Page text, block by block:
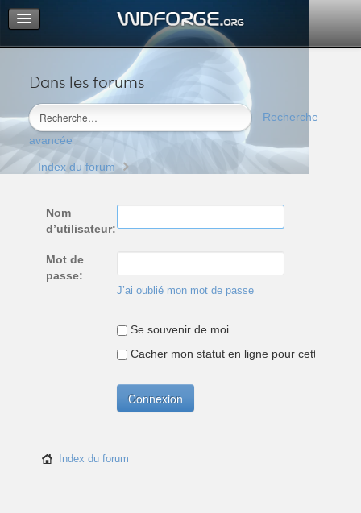
Dans les forums
Recherche
avancée
Portail
Index du forum
M’enregistrer
Connexion
Index du forum
Nom
d’utilisateur:
Mot de
passe:
J’ai oublié mon mot de passe
Se souvenir de moi
Cacher mon statut en ligne pour cette
Index du forum